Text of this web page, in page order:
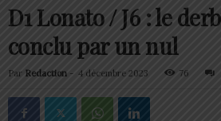
D1 Lonato / J6 : le
conclu par un nul
Par Redaction - 4 décembre 2023 76